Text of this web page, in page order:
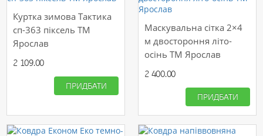
Куртка зимова Тактика
сп-363 піксель ТМ
Ярослав
2 109.00
ПРИДБАТИ
Маскувальна сітка 2×4
м двостороння літо-
осінь ТМ Ярослав
2 400.00
ПРИДБАТИ